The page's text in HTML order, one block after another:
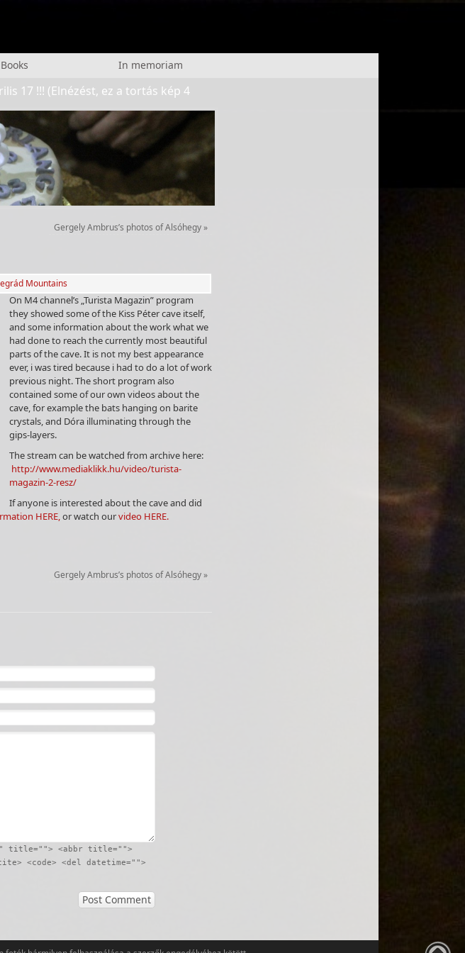
Books In memoriam
17 !!! (Elnézést, ez a tortás kép 4
Gergely Ambrus’s photos of Alsóhegy»
Mountains
On M4 channel’s „Turista Magazin” program
they showed some of the Kiss Péter cave itself,
and some information about the work what we
had done to reach the currently most beautiful
parts of the cave. It is not my best appearance
ever, i was tired because i had to do a lot of work
previous night. The short program also
contained some of our own videos about the
cave, for example the bats hanging on barite
crystals, and Dóra illuminating through the
gips-layers.
The stream can be watched from archive here:
http://www.mediaklikk.hu/video/turista-
magazin-2-resz/
If anyone is interested about the cave and did
HERE,or watch ourvideo HERE.
Gergely Ambrus’s photos of Alsóhegy»
title=""> <abbr title="">
<code> <del datetime="">